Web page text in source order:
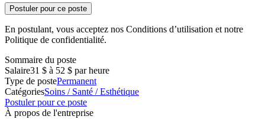
Postuler pour ce poste
En postulant, vous acceptez nos Conditions d’utilisation et notre
Politique de confidentialité.
Sommaire du poste
Salaire31 $ à 52 $ par heure
Type de postePermanent
CatégoriesSoins / Santé / Esthétique
Postuler pour ce poste
À propos de l'entreprise